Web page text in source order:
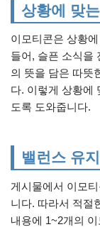
상황에 맞
이모티콘은 상황
들어, 슬픈 소식을
의 뜻을 담은 따뜻
다. 이렇게 상황에
도록 도와줍니다.
밸런스 유지
게시물에서 이모
니다. 따라서 적절
내용에 1~2개의